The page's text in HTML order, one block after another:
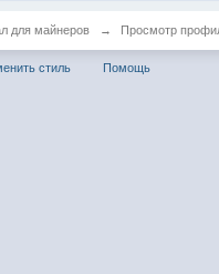
для майнеров → Просмотр
стиль Помощь